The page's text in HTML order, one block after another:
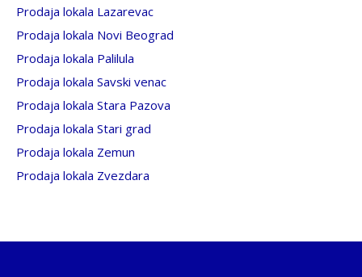
Prodaja lokala Lazarevac
Prodaja lokala Novi Beograd
Prodaja lokala Palilula
Prodaja lokala Savski venac
Prodaja lokala Stara Pazova
Prodaja lokala Stari grad
Prodaja lokala Zemun
Prodaja lokala Zvezdara